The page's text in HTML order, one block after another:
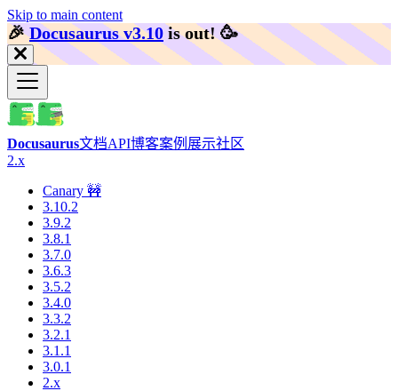
Skip to main content
🎉️Docusaurus v3.10 is out! 🥳️
Docusaurus文档API博客案例展示社区
2.x
Canary 🚧
3.10.2
3.9.2
3.8.1
3.7.0
3.6.3
3.5.2
3.4.0
3.3.2
3.2.1
3.1.1
3.0.1
2.x